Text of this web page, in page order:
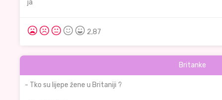
ja
2,87
Britanke
- Tko su lijepe žene u Britaniji ?